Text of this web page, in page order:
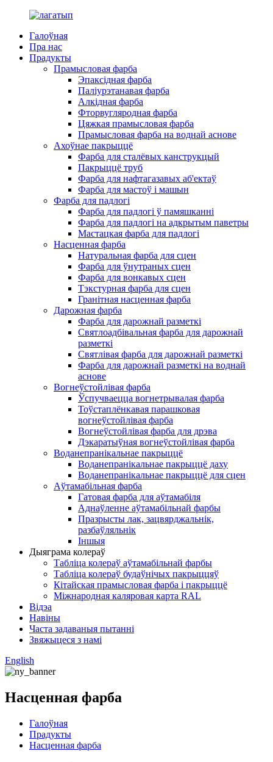
Галоўная
Пра нас
Прадукты
Прамысловая фарба
Эпаксідная фарба
Паліурэтанавая фарба
Алкідная фарба
Фторвугляродная фарба
Цяжкая прамысловая фарба
Прамысловая фарба на воднай аснове
Ахоўнае пакрыццё
Фарба для сталёвых канструкцый
Пакрыццё труб
Фарба для нафтагазавых аб'ектаў
Фарба для мастоў і машын
Фарба для падлогі
Фарба для падлогі ў памяшканні
Фарба для падлогі на адкрытым паветры
Мастацкая фарба для падлогі
Насценная фарба
Натуральная фарба для сцен
Фарба для ўнутраных сцен
Фарба для вонкавых сцен
Тэкстурная фарба для сцен
Гранітная насценная фарба
Дарожная фарба
Фарба для дарожнай разметкі
Святлоадбівальная фарба для дарожнай
разметкі
Святлівая фарба для дарожнай разметкі
Фарба для дарожнай разметкі на воднай
аснове
Вогнеўстойлівая фарба
Ўспучваецца вогнетрывалая фарба
Тоўстаплёнкавая парашковая
вогнеўстойлівая фарба
Вогнеўстойлівая фарба для дрэва
Дэкаратыўная вогнеўстойлівая фарба
Воданепранікальнае пакрыццё
Воданепранікальнае пакрыццё даху
Воданепранікальнае пакрыццё для сцен
Аўтамабільная фарба
Гатовая фарба для аўтамабіля
Аднаўленне аўтамабільнай фарбы
Празрысты лак, зацвярджальнік,
разбаўляльнік
Іншыя
Дыяграма колераў
Табліца колераў аўтамабільнай фарбы
Табліца колераў будаўнічых пакрыццяў
Кітайская прамысловая фарба і пакрыццё
Міжнародная каляровая карта RAL
Відэа
Навіны
Часта задаваныя пытанні
Звяжыцеся з намі
English
Насценная фарба
Галоўная
Прадукты
Насценная фарба